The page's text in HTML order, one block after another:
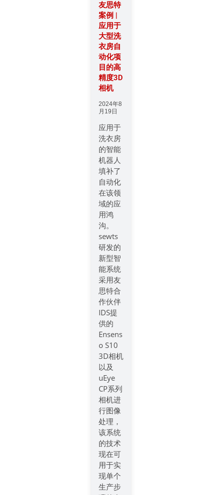
友思特
案例 |
应用于
大型洗
衣房自
动化项
目的高
精度3D
相机
2024年8
月19日
应用于
洗衣房
的智能
机器人
填补了
自动化
在该领
域的应
用鸿
沟。
sewts
研发的
新型智
能系统
采用友
思特合
作伙伴
IDS提
供的
Ensens
o S10
3D相机
以及
uEye
CP系列
相机进
行图像
处理，
该系统
的技术
现在可
用于实
现单个
生产步